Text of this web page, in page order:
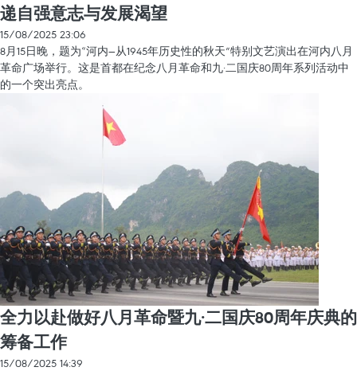
递自强意志与发展渴望
15/08/2025 23:06
8月15日晚，题为“河内—从1945年历史性的秋天”特别文艺演出在河内八月
革命广场举行。这是首都在纪念八月革命和九·二国庆80周年系列活动中
的一个突出亮点。
全力以赴做好八月革命暨九·二国庆80周年庆典的
筹备工作
15/08/2025 14:39